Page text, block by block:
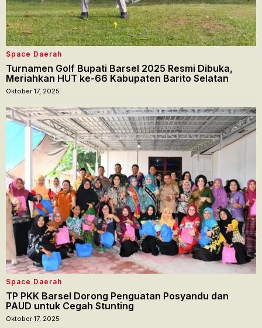
Space Daerah
Turnamen Golf Bupati Barsel 2025 Resmi Dibuka,
Meriahkan HUT ke-66 Kabupaten Barito Selatan
Oktober 17, 2025
Space Daerah
TP PKK Barsel Dorong Penguatan Posyandu dan
PAUD untuk Cegah Stunting
Oktober 17, 2025